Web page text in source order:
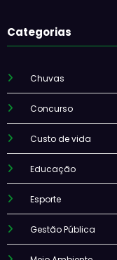
Categorias
Chuvas
Concurso
Custo de vida
Educação
Esporte
Gestão Pública